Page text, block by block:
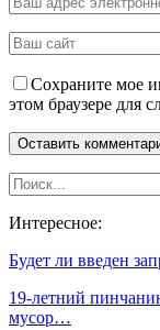
Сохраните мое
этом браузере для
Интересное:
Будет ли введен
19-летний
мусор…